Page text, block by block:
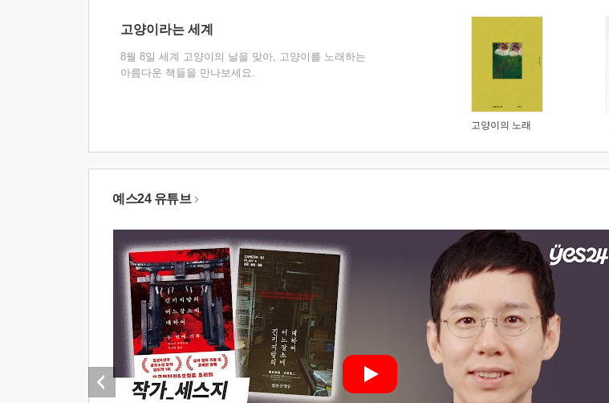
고양이라는 세계
8월 8일 세계 고양이의 날을 맞아, 고양이를 노래하는
아름다운 책들을 만나보세요.
고양이의 노래
예스24 유튜브